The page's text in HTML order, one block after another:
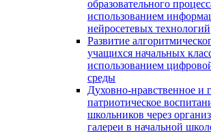
образовательного
использованием
нейросетевых технологий
Развитие
учащихся начальных
использованием
среды
Духовно-нравственное и
патриотическое
школьников через
галереи в начальной